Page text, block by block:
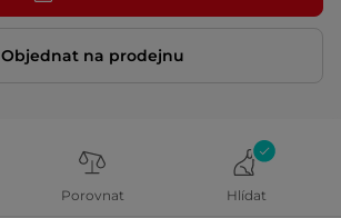
Objednat na prodejnu
Porovnat Hlídat